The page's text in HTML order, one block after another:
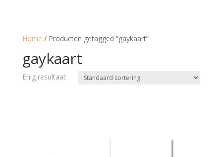
Home / Producten getagged “gaykaart”
gaykaart
Enig resultaat